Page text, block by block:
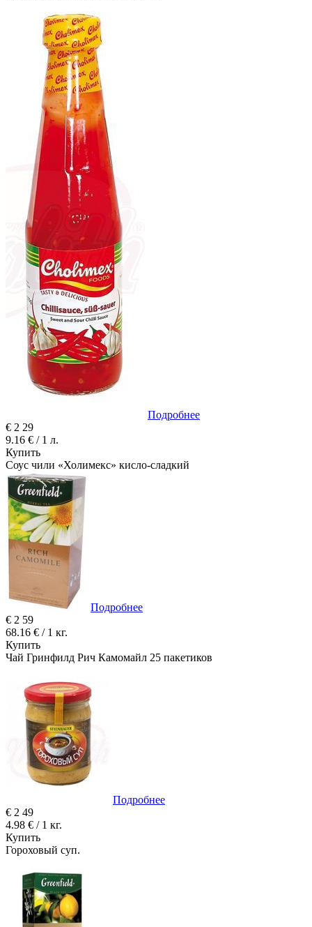
Подробнее
€ 2 29
9.16 € / 1 л.
Купить
Соус чили «Холимекс» кисло-сладкий
Подробнее
€ 2 59
68.16 € / 1 кг.
Купить
Чай Гринфилд Рич Камомайл 25 пакетиков
Подробнее
€ 2 49
4.98 € / 1 кг.
Купить
Гороховый суп.